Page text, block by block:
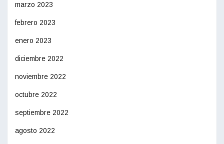
marzo 2023
febrero 2023
enero 2023
diciembre 2022
noviembre 2022
octubre 2022
septiembre 2022
agosto 2022